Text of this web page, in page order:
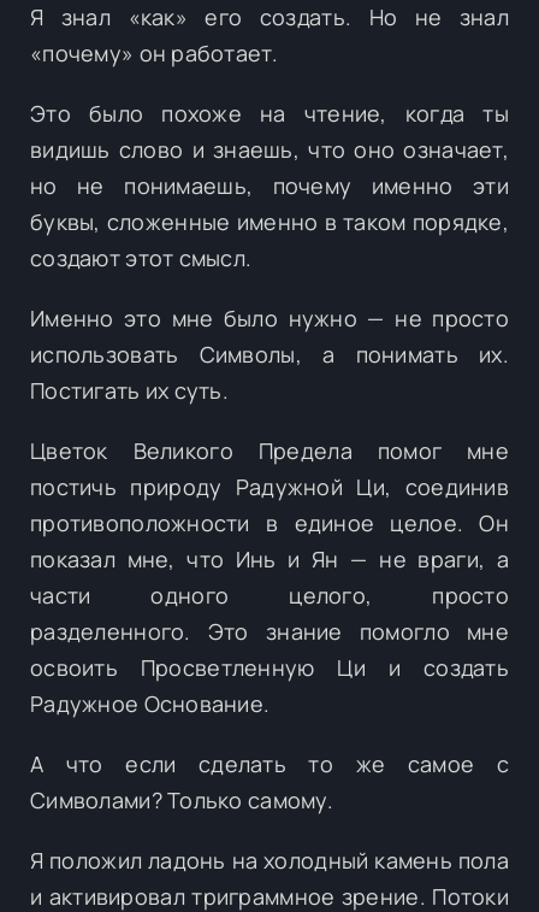
Я знал «как» его создать. Но не знал
«почему» он работает.
Это было похоже на чтение, когда ты
видишь слово и знаешь, что оно означает,
но не понимаешь, почему именно эти
буквы, сложенные именно в таком порядке,
создают этот смысл.
Именно это мне было нужно — не просто
использовать Символы, а понимать их.
Постигать их суть.
Цветок Великого Предела помог мне
постичь природу Радужной Ци, соединив
противоположности в единое целое. Он
показал мне, что Инь и Ян — не враги, а
части одного целого, просто
разделенного. Это знание помогло мне
освоить Просветленную Ци и создать
Радужное Основание.
А что если сделать то же самое с
Символами? Только самому.
Я положил ладонь на холодный камень пола
и активировал триграммное зрение. Потоки